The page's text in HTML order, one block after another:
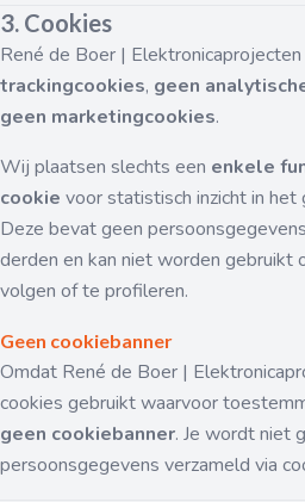
3. Cookies
René de Boer |
trackingcookies, geen
geen marketingcookies.
Wij plaatsen slechts een enkele
cookie voor statistisch inzicht in
Deze bevat geen
derden en kan niet worden gebruikt
volgen of te profileren.
Geen cookiebanner
Omdat René de Boer |
cookies gebruikt waarvoor
geen cookiebanner. Je wordt niet
persoonsgegevens verzameld via
Zoekwoord:
Gevonden: